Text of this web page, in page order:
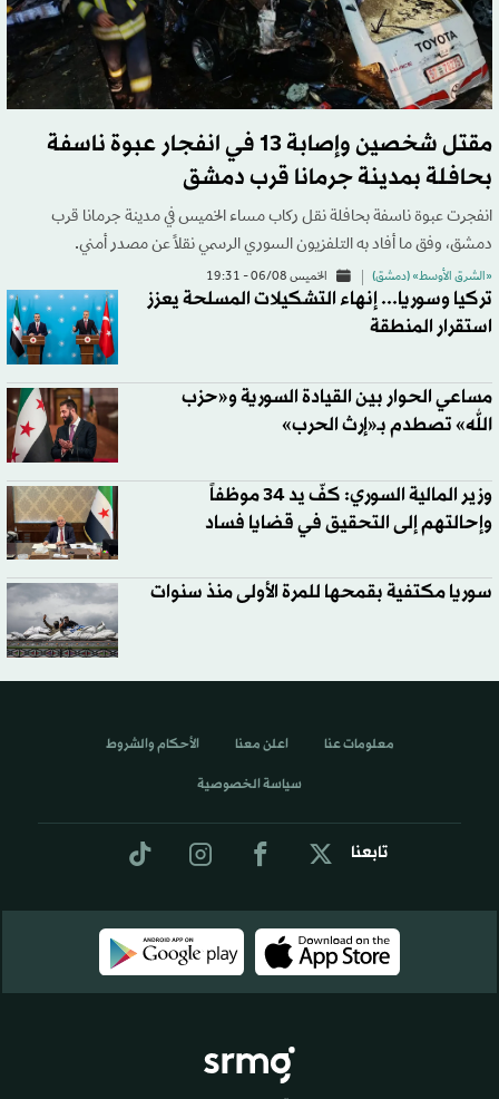
مقتل شخصين وإصابة 13 في انفجار عبوة ناسفة
بحافلة بمدينة جرمانا قرب دمشق
انفجرت عبوة ناسفة بحافلة نقل ركاب مساء الخميس في مدينة جرمانا قرب
دمشق، وفق ما أفاد به التلفزيون السوري الرسمي نقلاً عن مصدر أمني.
«الشرق الأوسط» (دمشق) الخميس 06/08 - 19:31
تركيا وسوريا... إنهاء التشكيلات المسلحة يعزز
استقرار المنطقة
مساعي الحوار بين القيادة السورية و«حزب
الله» تصطدم بـ«إرث الحرب»
وزير المالية السوري: كفّ يد 34 موظفاً
وإحالتهم إلى التحقيق في قضايا فساد
سوريا مكتفية بقمحها للمرة الأولى منذ سنوات
تابعنا
معلومات عنا اعلن معنا الأحكام والشروط
سياسة الخصوصية